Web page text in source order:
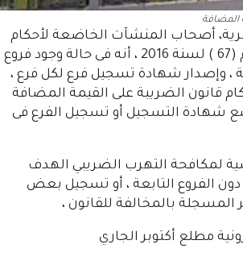
المضافة
أصحاب المنشآت الخاضعة لأحكام
قانون الضريبة على القيمة المضافة الصادر. بالقانون رقم (67 ) لسنة 2016 ، أنه فى حالة وجود فروع
، وإصدار شهادة تسجيل فرع لكل فرع ،
قانون الضريبة على القيمة المضافة
شهادة التسجيل أو تسجيل الفرع فى
لمكافحة التهرب الضريبي الهدف
الفروع التابعة ، أو تسجيل بعض
المسجلة بالمخالفة للقانون ،
مطلع أكتوبر الجاري